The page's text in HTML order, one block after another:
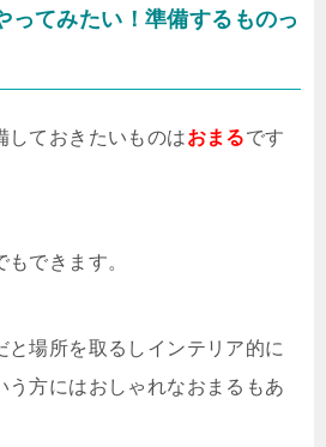
ってみたい！準備するものっ
しておきたいものはおまるです
できます。
と場所を取るしインテリア的に
う方にはおしゃれなおまるもあ